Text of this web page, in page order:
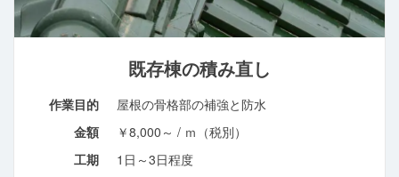
既存棟の積み直し
作業目的
屋根の骨格部の補強と防水
金額
￥8,000～ / ｍ（税別）
工期
1日～3日程度